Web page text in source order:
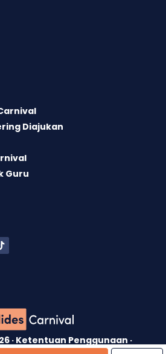
Diajukan
Guru
· Ketentuan Penggunaan ·